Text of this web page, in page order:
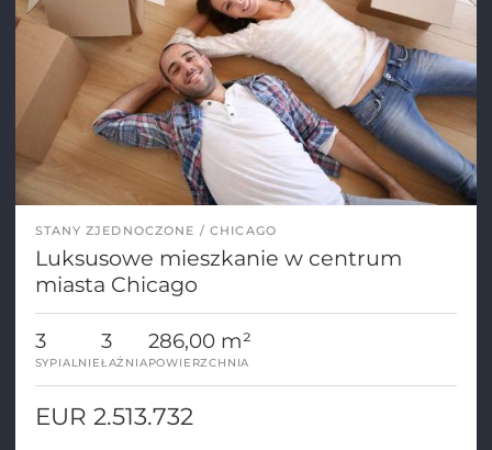
STANY ZJEDNOCZONE CHICAGO
Luksusowe mieszkanie w centrum
miasta Chicago
3
SYPIALNIE
3
ŁAŹNIA
286,00 m²
POWIERZCHNIA
EUR 2.513.732